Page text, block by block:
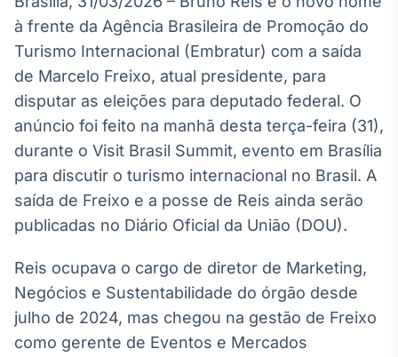
energia elétrica
no Brasil
Broadcast
White Label
Plataforma para
personalizados
Soluções de Dados
e Conteúdos
OTC
Plataforma para
ativos
à frente da Agência Brasileira de Promoção do
Turismo Internacional (Embratur) com a saída
de Marcelo Freixo, atual presidente, para
disputar as eleições para deputado federal. O
anúncio foi feito na manhã desta terça-feira (31),
durante o Visit Brasil Summit, evento em Brasília
para discutir o turismo internacional no Brasil. A
saída de Freixo e a posse de Reis ainda serão
publicadas no Diário Oficial da União (DOU).
Reis ocupava o cargo de diretor de Marketing,
Negócios e Sustentabilidade do órgão desde
julho de 2024, mas chegou na gestão de Freixo
como gerente de Eventos e Mercados